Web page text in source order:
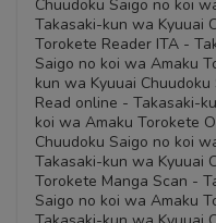
Chuudoku Saigo no koi
Takasaki-kun wa Kyuuai
Torokete Reader ITA -
Saigo no koi wa Amaku
kun wa Kyuuai
Read online - Takasaki-
koi wa Amaku Torokete
Chuudoku Saigo no koi
Takasaki-kun wa Kyuuai
Torokete Manga Scan -
Saigo no koi wa Amaku